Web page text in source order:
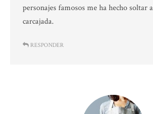
personajes famosos me ha hecho soltar
carcajada.
RESPONDER